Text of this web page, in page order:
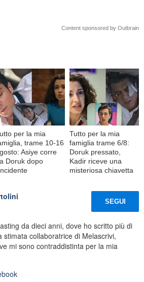
Content sponsored by Outbrain
per la mia
trame 10-16
Asiye corre
Doruk dopo
Tutto per la mia
famiglia trame 6/8:
Doruk pressato,
Kadir riceve una
misteriosa chiavetta
SEGUI
da dieci anni, dove ho scritto più di
stimata collaboratrice di Melascrivi,
mi sono contraddistinta per la mia